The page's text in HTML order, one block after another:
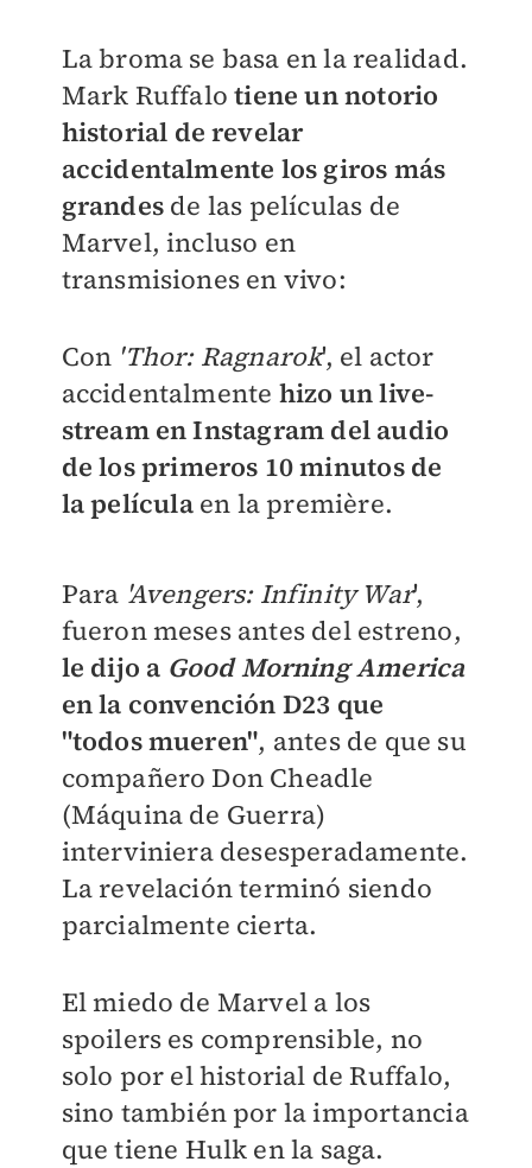
La broma se basa en la realidad.
Mark Ruffalotiene un notorio
historial de revelar
accidentalmente los giros más
grandes de las películas de
Marvel, incluso en
transmisiones en vivo:
Con 'Thor: Ragnarok', el actor
accidentalmente hizo un live-
stream en Instagram del audio
de los primeros 10 minutos de
la películaen la première.
Para 'Avengers: Infinity War',
fueron meses antes del estreno,
le dijo a Good Morning America
en la convención D23 que
"todos mueren", antes de que su
compañero Don Cheadle
(Máquina de Guerra)
interviniera desesperadamente.
La revelación terminó siendo
parcialmente cierta.
El miedo de Marvel a los
spoilers es comprensible, no
solo por el historial de Ruffalo,
sino también por la importancia
que tiene Hulk en la saga.